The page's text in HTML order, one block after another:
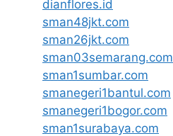
dianflores.id
sman48jkt.com
sman26jkt.com
sman03semarang.com
sman1sumbar.com
smanegeri1bantul.com
smanegeri1bogor.com
sman1surabaya.com